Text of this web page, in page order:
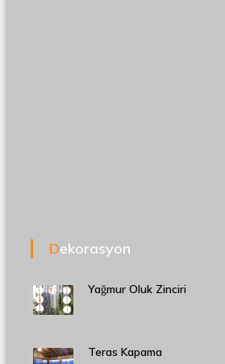
Dekorasyon
Yağmur Oluk Zinciri
Teras Kapama